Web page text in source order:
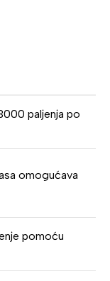
paljenja po
omogućava
pomoću